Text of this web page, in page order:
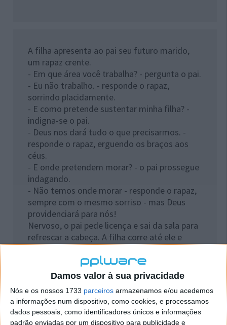
Damos valor à sua privacidade
Nós e os nossos 1733 parceiros armazenamos e/ou acedemos
a informações num dispositivo, como cookies, e processamos
dados pessoais, como identificadores únicos e informações
padrão enviadas por um dispositivo para publicidade e
A filha apresenta ao pai seu futuro marido,
um rapaz crente.
- Em que área você trabalha? - pergunta o pai.
- Eu não trabalho. - responde o rapaz,
sorrindo placidamente.
- E como pretende sustentar minha filha? -
indigna-se o pai.
- Deus nos dará tudo o que precisarmos. -
responde o rapaz, erguendo os braços aos
céus.
- E onde pretendem morar? - o pai prossegue
indagando.
- Não temos onde morar - responde o rapaz,
sempre com o mesmo sorriso - mas Deus
providenciará para nós!
Nervoso, o pai pede licença e sai da sala para
refrescar a cabeça. A filha corre até ele e
pergunta, ansiosa:
- O que o senhor está achando do meu noivo,
- Eu prefiro não falar o que estou achando
dele... mas com certeza ele está me achando
um Deus!